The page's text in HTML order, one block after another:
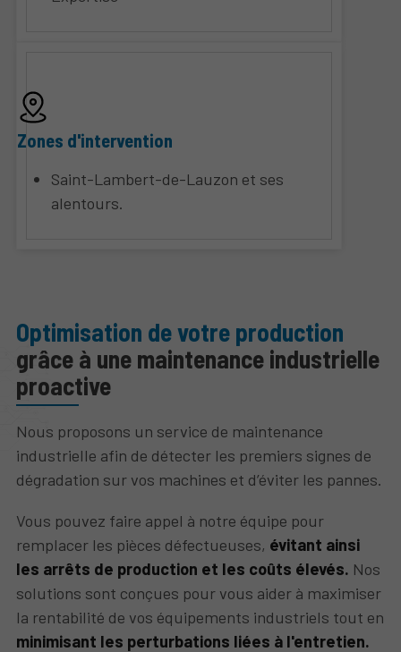
Zones d'intervention
Saint-Lambert-de-Lauzon et ses
alentours.
Optimisation de votre production
grâce à une maintenance industrielle
proactive
Nous proposons un service de maintenance
industrielle afin de détecter les premiers signes de
dégradation sur vos machines et d’éviter les pannes.
Vous pouvez faire appel à notre équipe pour
remplacer les pièces défectueuses, évitant ainsi
les arrêts de production et les coûts élevés. Nos
solutions sont conçues pour vous aider à maximiser
la rentabilité de vos équipements industriels tout en
minimisant les perturbations liées à l'entretien.